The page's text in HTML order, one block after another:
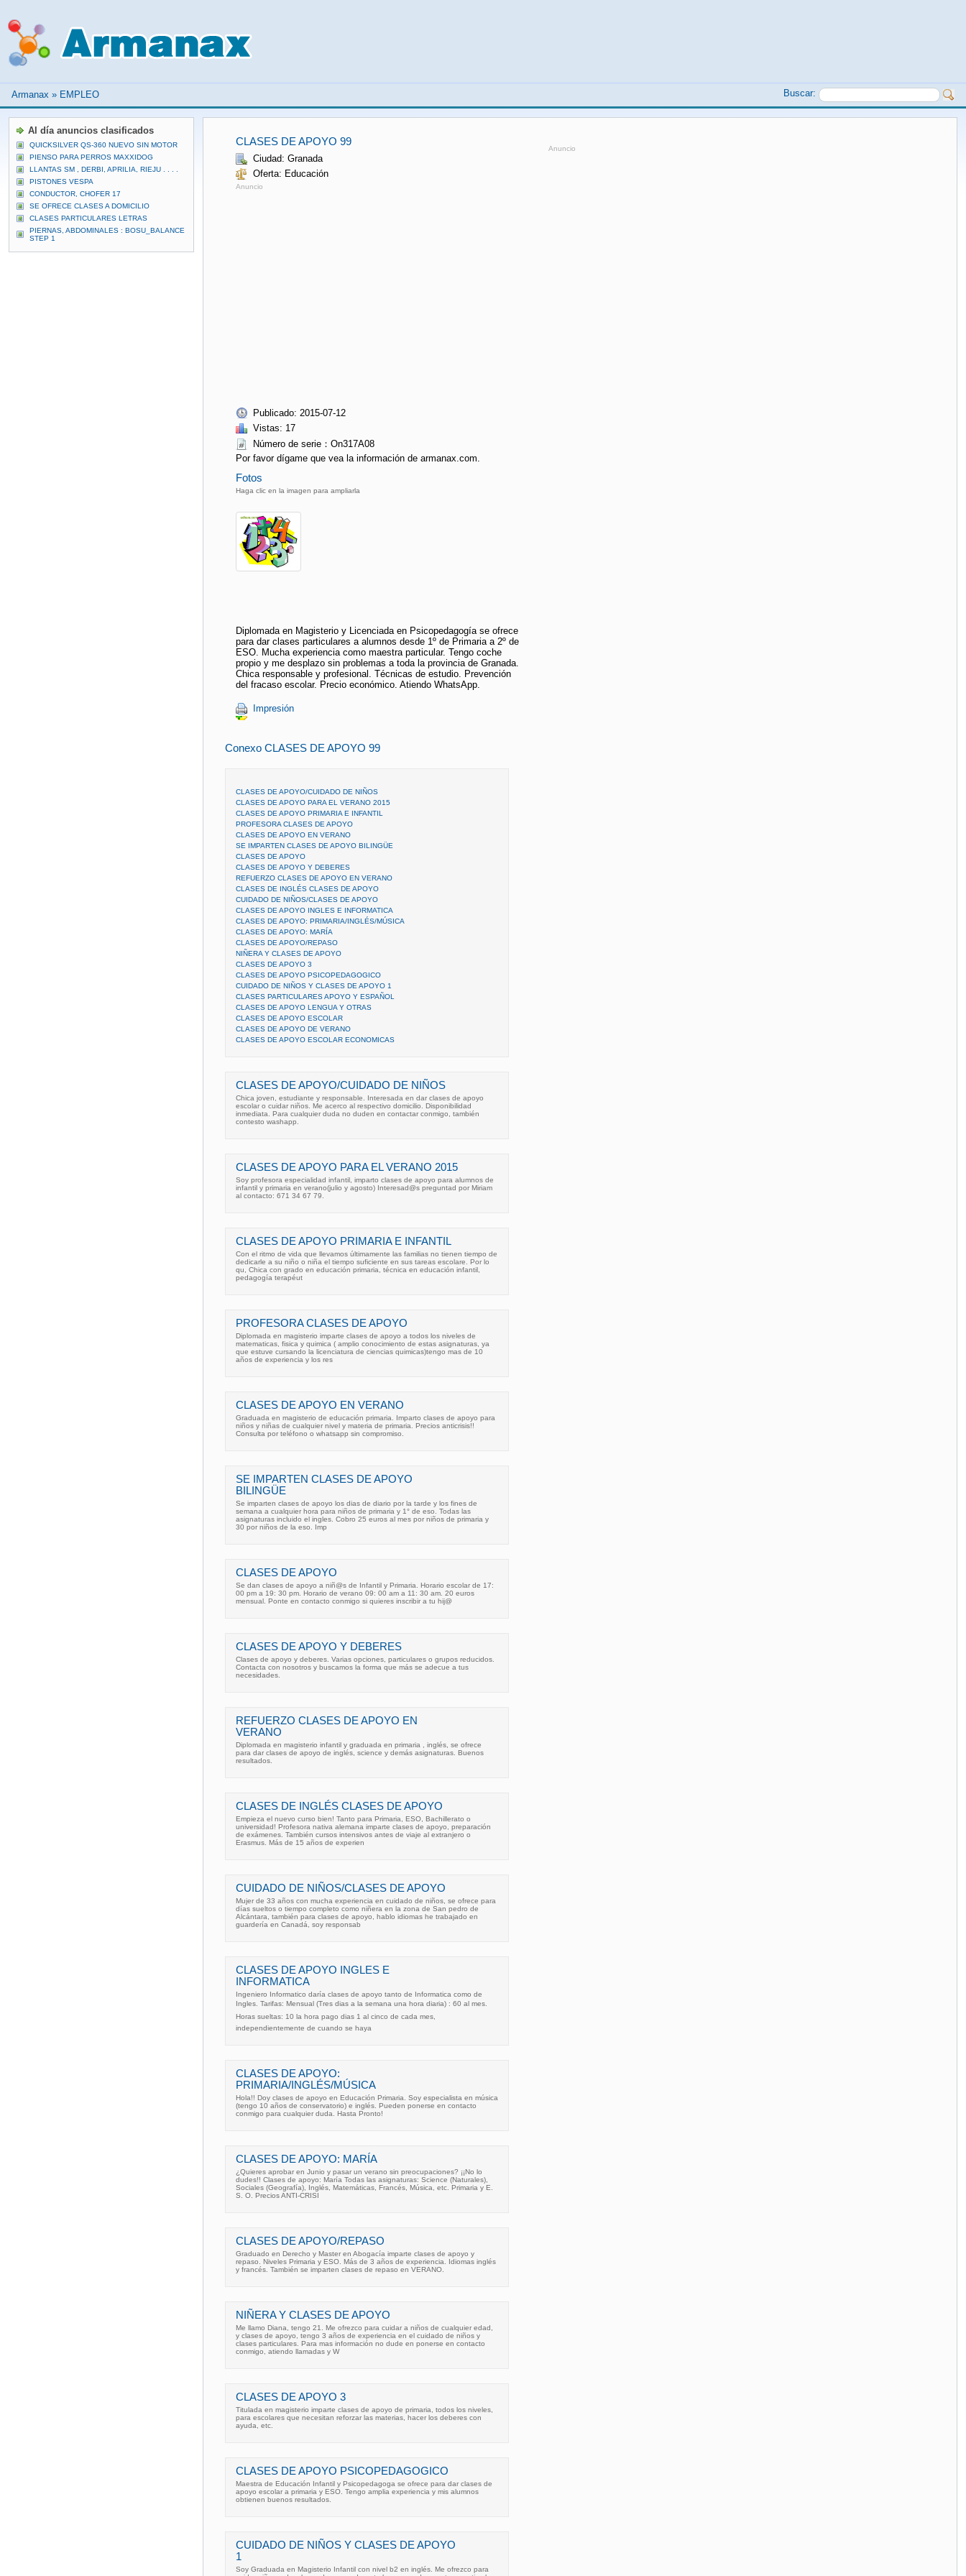
Armanax » EMPLEO Buscar:
CLASES DE APOYO 99
Ciudad: Granada
Oferta: Educación
Anuncio
Publicado: 2015-07-12
Vistas: 17
Número de serie：On317A08
Por favor dígame que vea la información de armanax.com.
Fotos
Haga clic en la imagen para ampliarla
Diplomada en Magisterio y Licenciada en Psicopedagogía se ofrece
para dar clases particulares a alumnos desde 1º de Primaria a 2º de
ESO. Mucha experiencia como maestra particular. Tengo coche
propio y me desplazo sin problemas a toda la provincia de Granada.
Chica responsable y profesional. Técnicas de estudio. Prevención
del fracaso escolar. Precio económico. Atiendo WhatsApp.
Impresión
Anuncio
Conexo CLASES DE APOYO 99
CLASES DE APOYO/CUIDADO DE NIÑOS
CLASES DE APOYO PARA EL VERANO 2015
CLASES DE APOYO PRIMARIA E INFANTIL
PROFESORA CLASES DE APOYO
CLASES DE APOYO EN VERANO
SE IMPARTEN CLASES DE APOYO BILINGÜE
CLASES DE APOYO
CLASES DE APOYO Y DEBERES
REFUERZO CLASES DE APOYO EN VERANO
CLASES DE INGLÉS CLASES DE APOYO
CUIDADO DE NIÑOS/CLASES DE APOYO
CLASES DE APOYO INGLES E INFORMATICA
CLASES DE APOYO: PRIMARIA/INGLÉS/MÚSICA
CLASES DE APOYO: MARÍA
CLASES DE APOYO/REPASO
NIÑERA Y CLASES DE APOYO
CLASES DE APOYO 3
CLASES DE APOYO PSICOPEDAGOGICO
CUIDADO DE NIÑOS Y CLASES DE APOYO 1
CLASES PARTICULARES APOYO Y ESPAÑOL
CLASES DE APOYO LENGUA Y OTRAS
CLASES DE APOYO ESCOLAR
CLASES DE APOYO DE VERANO
CLASES DE APOYO ESCOLAR ECONOMICAS
CLASES DE APOYO/CUIDADO DE NIÑOS
Chica joven, estudiante y responsable. Interesada en dar clases de apoyo
escolar o cuidar niños. Me acerco al respectivo domicilio. Disponibilidad
inmediata. Para cualquier duda no duden en contactar conmigo, también
contesto washapp.
CLASES DE APOYO PARA EL VERANO 2015
Soy profesora especialidad infantil, imparto clases de apoyo para alumnos de
infantil y primaria en verano(julio y agosto) Interesad@s preguntad por Miriam
al contacto: 671 34 67 79.
CLASES DE APOYO PRIMARIA E INFANTIL
Con el ritmo de vida que llevamos últimamente las familias no tienen tiempo de
dedicarle a su niño o niña el tiempo suficiente en sus tareas escolare. Por lo
qu, Chica con grado en educación primaria, técnica en educación infantil,
pedagogía terapéut
PROFESORA CLASES DE APOYO
Diplomada en magisterio imparte clases de apoyo a todos los niveles de
matematicas, fisica y quimica ( amplio conocimiento de estas asignaturas, ya
que estuve cursando la licenciatura de ciencias quimicas)tengo mas de 10
años de experiencia y los res
CLASES DE APOYO EN VERANO
Graduada en magisterio de educación primaria. Imparto clases de apoyo para
niños y niñas de cualquier nivel y materia de primaria. Precios anticrisis!!
Consulta por teléfono o whatsapp sin compromiso.
SE IMPARTEN CLASES DE APOYO
BILINGÜE
Se imparten clases de apoyo los dias de diario por la tarde y los fines de
semana a cualquier hora para niños de primaria y 1° de eso. Todas las
asignaturas incluido el ingles. Cobro 25 euros al mes por niños de primaria y
30 por niños de la eso. Imp
CLASES DE APOYO
Se dan clases de apoyo a niñ@s de Infantil y Primaria. Horario escolar de 17:
00 pm a 19: 30 pm. Horario de verano 09: 00 am a 11: 30 am. 20 euros
mensual. Ponte en contacto conmigo si quieres inscribir a tu hij@
CLASES DE APOYO Y DEBERES
Clases de apoyo y deberes. Varias opciones, particulares o grupos reducidos.
Contacta con nosotros y buscamos la forma que más se adecue a tus
necesidades.
REFUERZO CLASES DE APOYO EN
VERANO
Diplomada en magisterio infantil y graduada en primaria , inglés, se ofrece
para dar clases de apoyo de inglés, science y demás asignaturas. Buenos
resultados.
CLASES DE INGLÉS CLASES DE APOYO
Empieza el nuevo curso bien! Tanto para Primaria, ESO, Bachillerato o
universidad! Profesora nativa alemana imparte clases de apoyo, preparación
de exámenes. También cursos intensivos antes de viaje al extranjero o
Erasmus. Más de 15 años de experien
CUIDADO DE NIÑOS/CLASES DE APOYO
Mujer de 33 años con mucha experiencia en cuidado de niños, se ofrece para
días sueltos o tiempo completo como niñera en la zona de San pedro de
Alcántara, también para clases de apoyo, hablo idiomas he trabajado en
guardería en Canadá, soy responsab
CLASES DE APOYO INGLES E
INFORMATICA
Ingeniero Informatico daría clases de apoyo tanto de Informatica como de
Ingles. Tarifas: Mensual (Tres dias a la semana una hora diaria) : 60 al mes.
Horas sueltas: 10 la hora pago dias 1 al cinco de cada mes,
independientemente de cuando se haya
CLASES DE APOYO:
PRIMARIA/INGLÉS/MÚSICA
Hola!! Doy clases de apoyo en Educación Primaria. Soy especialista en música
(tengo 10 años de conservatorio) e inglés. Pueden ponerse en contacto
conmigo para cualquier duda. Hasta Pronto!
CLASES DE APOYO: MARÍA
¿Quieres aprobar en Junio y pasar un verano sin preocupaciones? ¡¡No lo
dudes!! Clases de apoyo: María Todas las asignaturas: Science (Naturales),
Sociales (Geografía), Inglés, Matemáticas, Francés, Música, etc. Primaria y E.
S. O. Precios ANTI-CRISI
CLASES DE APOYO/REPASO
Graduado en Derecho y Master en Abogacía imparte clases de apoyo y
repaso. Niveles Primaria y ESO. Más de 3 años de experiencia. Idiomas inglés
y francés. También se imparten clases de repaso en VERANO.
NIÑERA Y CLASES DE APOYO
Me llamo Diana, tengo 21. Me ofrezco para cuidar a niños de cualquier edad,
y clases de apoyo, tengo 3 años de experiencia en el cuidado de niños y
clases particulares. Para mas información no dude en ponerse en contacto
conmigo, atiendo llamadas y W
CLASES DE APOYO 3
Titulada en magisterio imparte clases de apoyo de primaria, todos los niveles,
para escolares que necesitan reforzar las materias, hacer los deberes con
ayuda, etc.
CLASES DE APOYO PSICOPEDAGOGICO
Maestra de Educación Infantil y Psicopedagoga se ofrece para dar clases de
apoyo escolar a primaria y ESO. Tengo amplia experiencia y mis alumnos
obtienen buenos resultados.
CUIDADO DE NIÑOS Y CLASES DE APOYO
1
Soy Graduada en Magisterio Infantil con nivel b2 en inglés. Me ofrezco para
Al día anuncios clasificados
QUICKSILVER QS-360 NUEVO SIN MOTOR
PIENSO PARA PERROS MAXXIDOG
LLANTAS SM , DERBI, APRILIA, RIEJU . . . .
PISTONES VESPA
CONDUCTOR, CHOFER 17
SE OFRECE CLASES A DOMICILIO
CLASES PARTICULARES LETRAS
PIERNAS, ABDOMINALES : BOSU_BALANCE
STEP 1